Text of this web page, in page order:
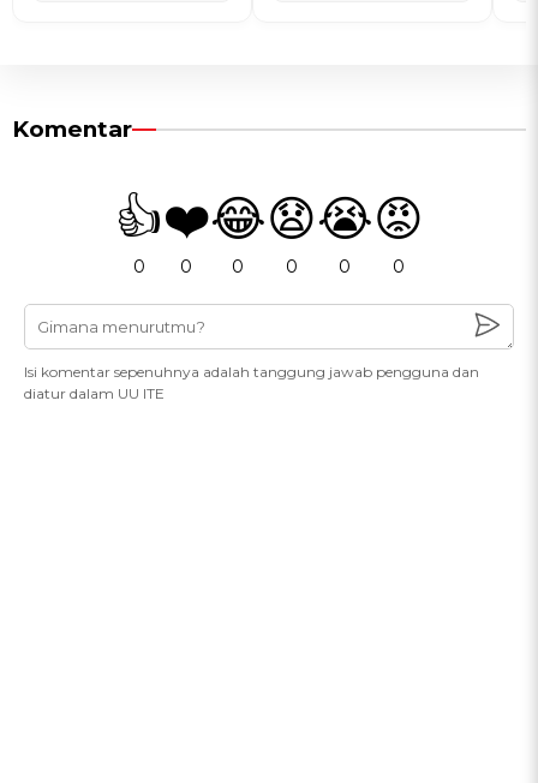
Komentar
👍
0
❤️
0
😂
0
😧
0
😭
0
😡
0
Isi komentar sepenuhnya adalah tanggung jawab pengguna dan
diatur dalam UU ITE